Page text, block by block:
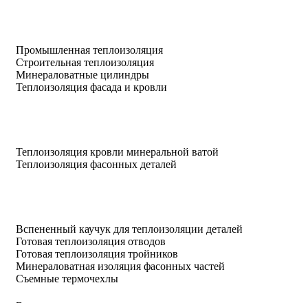
Промышленная теплоизоляция
Строительная теплоизоляция
Минераловатные цилиндры
Теплоизоляция фасада и кровли
Теплоизоляция кровли минеральной ватой
Теплоизоляция фасонных деталей
Вспененный каучук для теплоизоляции деталей
Готовая теплоизоляция отводов
Готовая теплоизоляция тройников
Минераловатная изоляция фасонных частей
Съемные термочехлы